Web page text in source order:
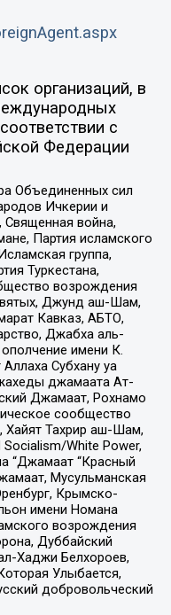
организаций, в
с
Федерации
Объединенных сил
Ичкерии и
Священная война,
Партия исламского
группа,
Туркестана,
возрождения
Джунд аш-Шам,
Кавказ, АБТО,
Джабха аль-
имени К.
Субхану уа
джамаата Ат-
Джамаат, Рохнамо
сообщество
Хайят Тахрир аш-Шам,
White Power,
“Джамаат “Красный
Мусульманская
Крымско-
имени Номана
возрождения
Дуббайский
Хаджи Белхороев,
Улыбается,
добровольческий